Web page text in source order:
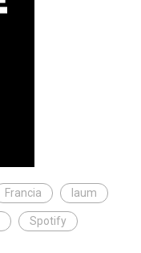
Francia laum
Spotify